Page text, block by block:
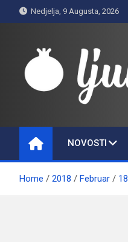
to
Nedjelja, 9 Augusta, 2026
Ljubušaci
NOVOSTI
Home 2018 Februar 18